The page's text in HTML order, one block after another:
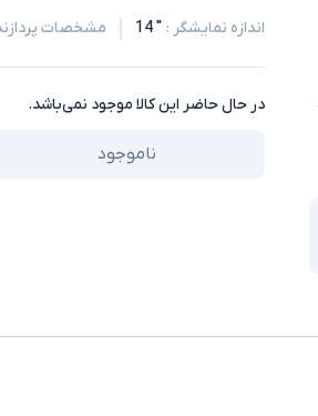
اندازه نمایشگر :
" 14 مشخصات
در حال حاضر این کالا موجود نمی‌باشد.
ناموجود